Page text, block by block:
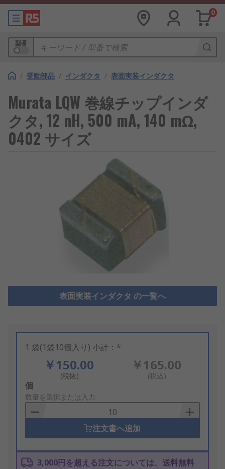
0
型番
/ 受動部品 / インダクタ / 表面実装インダクタ
Murata LQW 巻線チップインダ
クタ, 12 nH, 500 mA, 140 mΩ,
0402 サイズ
表面実装インダクタ の一覧へ
1 袋(1袋10個入り) 小計：*
￥150.00
(税抜)
￥165.00
(税込)
Add
to
Basket
個
数量を選択または入力
注文書へ追加
3,000円を超える注文については、送料無料